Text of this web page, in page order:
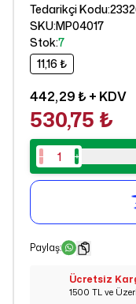
Tedarikçi Kodu:
SKU:MP04017
Stok:7
11,16 ₺
442,29 ₺+ KDV
530,75 ₺
Paylaş:
Ücretsiz
1500 TL ve